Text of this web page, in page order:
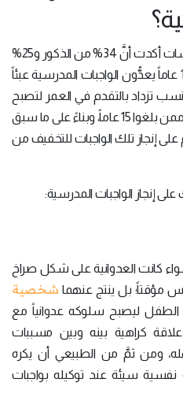
أجرت منظمة الصحة العالمية دراسات أكدت أنَّ 34% من الذكور و25%
من الإناث ممن بلغت أعمارهم 11 عاماً يعدُّون الواجبات المدرسية عبئاً
تزداد بالتقدم في العمر لتصبح
60% عند الذكور و70% عند الإناث ممن بلغوا 15 عاماً، وبناءً على ما سبق
إنجاز تلك الواجبات للتخفيف من
إنجاز الواجبات المدرسية:
كانت العدوانية على شكل صراخ
مؤقتاً؛ بل ينتج عنهما شخصية
الطفل ليصبح سلوكه عدوانياً مع
كراهية بينه وبين مسببات
ومن ثمَّ من الطبيعي أن يكره
سيئة عند توكيله بواجبات